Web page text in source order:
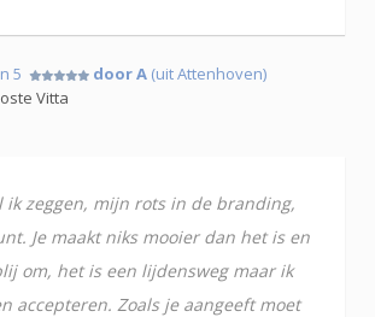
5 door A (uit Attenhoven)
Vitta
ik zeggen, mijn rots in de branding,
Je maakt niks mooier dan het is en
om, het is een lijdensweg maar ik
accepteren. Zoals je aangeeft moet